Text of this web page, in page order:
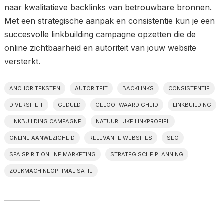
naar kwalitatieve backlinks van betrouwbare bronnen.
Met een strategische aanpak en consistentie kun je een
succesvolle linkbuilding campagne opzetten die de
online zichtbaarheid en autoriteit van jouw website
versterkt.
ANCHOR TEKSTEN AUTORITEIT BACKLINKS CONSISTENTIE
DIVERSITEIT GEDULD GELOOFWAARDIGHEID LINKBUILDING
LINKBUILDING CAMPAGNE NATUURLIJKE LINKPROFIEL
ONLINE AANWEZIGHEID RELEVANTE WEBSITES SEO
SPA SPIRIT ONLINE MARKETING STRATEGISCHE PLANNING
ZOEKMACHINEOPTIMALISATIE